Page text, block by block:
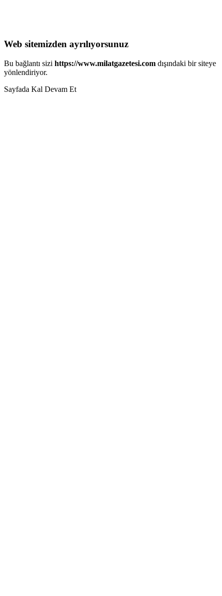
Web sitemizden ayrılıyorsunuz
Bu bağlantı sizi https://www.milatgazetesi.com dışındaki bir siteye
yönlendiriyor.
Sayfada Kal Devam Et